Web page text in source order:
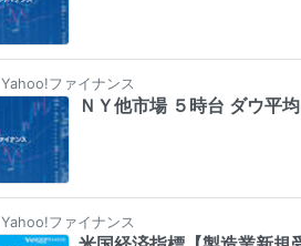
Yahoo!ファイナンス
ＮＹ他市場 ５時台 ダウ平
Yahoo!ファイナンス